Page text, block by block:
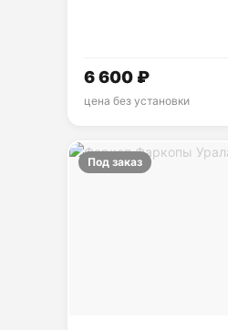
6 600 ₽
цена без установки
Под заказ